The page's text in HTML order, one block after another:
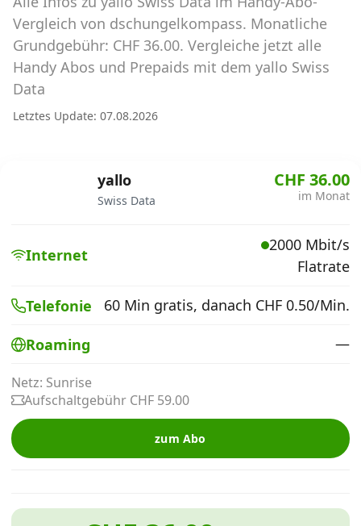
Abos für Tablets, Hotspots und Smart
Watches
Tarifrechner Handy-Abo
Alle Anbieter
Mobilfunknetz Schweiz
Handy-Abo kündigen oder
Internet, TV, Telefon
Vergleich von dschungelkompass. Monatliche
Grundgebühr: CHF 36.00. Vergleiche jetzt alle
Handy Abos und Prepaids mit dem yallo Swiss
Data
Letztes Update: 07.08.2026
yallo
Swiss Data
CHF 36.00
im Monat
Internet
2000 Mbit/s
Flatrate
Telefonie 60 Min gratis, danach CHF 0.50/Min.
Roaming —
Netz: Sunrise
Aufschaltgebühr CHF 59.00
zum Abo